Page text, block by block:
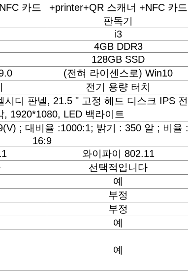
카드
+printer+QR 스캐너 +NFC 카드
판독기
i3
4GB DDR3
128GB SSD
(전혀 라이센스로) Win10
전기 용량 터치
시디 판넬, 21.5 " 고정 헤드 디스크 IPS 전
, 1920*1080, LED 백라이트
; 대비율 :1000:1; 밝기 : 350 알 ; 비율 :
16:9
와이파이 802.11
선택적입니다
예
부정
부정
예
예